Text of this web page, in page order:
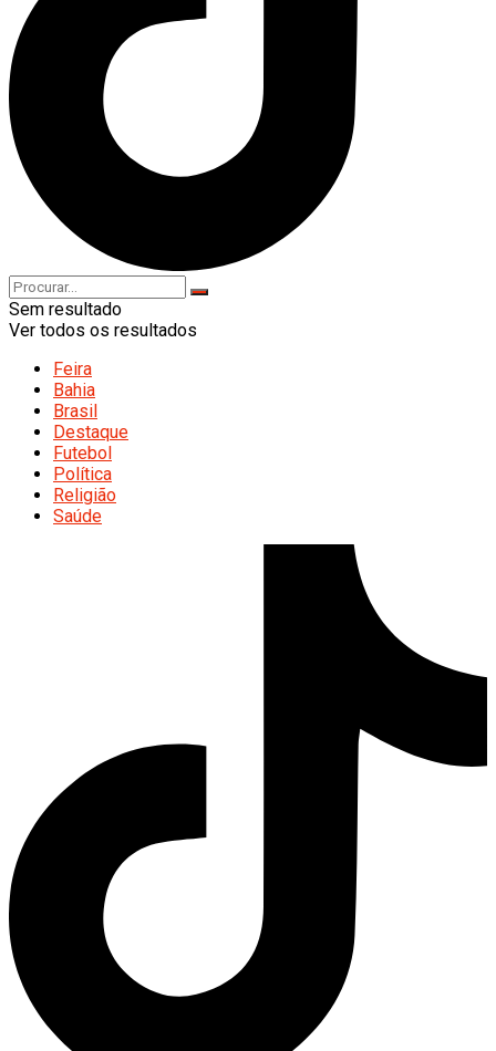
Sem resultado
Ver todos os resultados
Feira
Bahia
Brasil
Destaque
Futebol
Política
Religião
Saúde